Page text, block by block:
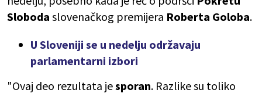
Sloboda slovenačkog premijera Roberta Goloba.
U Sloveniji se u nedelju održavaju
parlamentarni izbori
"Ovaj deo rezultata jesporan. Razlike su toliko